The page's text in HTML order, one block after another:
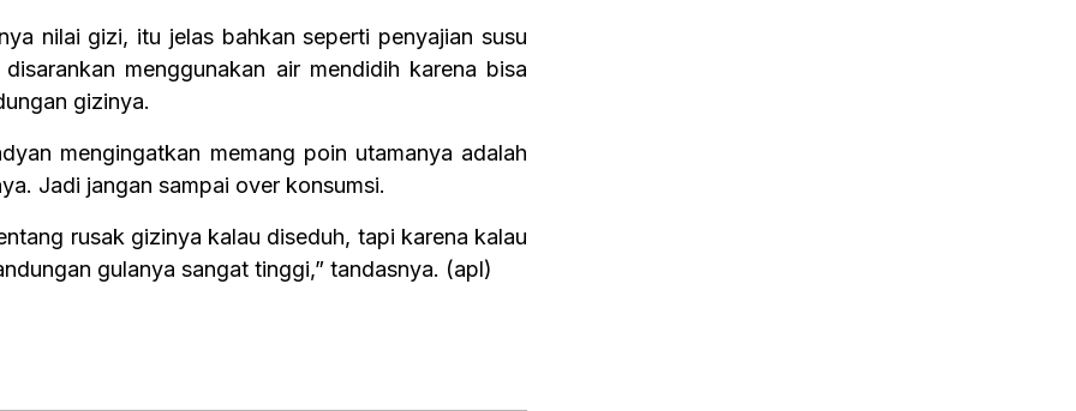
nilai gizi, itu jelas bahkan seperti penyajian susu
menggunakan air mendidih karena bisa
gizinya.
mengingatkan memang poin utamanya adalah
Jadi jangan sampai over konsumsi.
rusak gizinya kalau diseduh, tapi karena kalau
gulanya sangat tinggi,” tandasnya. (apl)